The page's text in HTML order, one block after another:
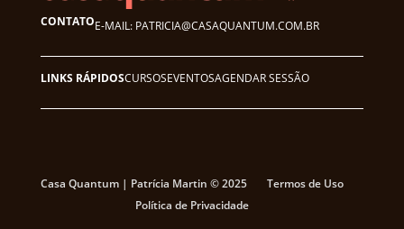
CONTATOE-MAIL: PATRICIA@CASAQUANTUM.COM.BR
LINKS RÁPIDOSCURSOSEVENTOSAGENDAR SESSÃO
Casa Quantum | Patrícia Martin © 2025
Termos de Uso
Política de Privacidade